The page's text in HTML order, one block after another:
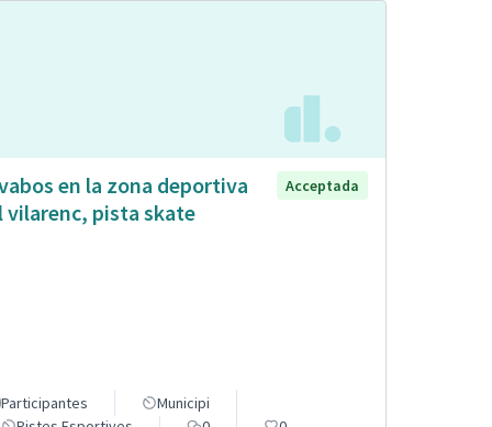
en la zona deportiva
vilarenc, pista skate
Acceptada
Participantes
Municipi